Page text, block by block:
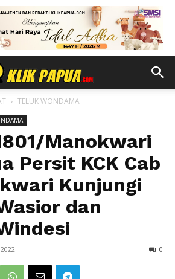
TELUK WONDAMA
Manokwari
Persit KCK Cab
Kunjungi
dan
0